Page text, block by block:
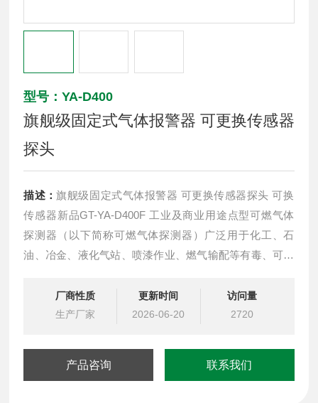
型号：YA-D400
旗舰级固定式气体报警器 可更换传感器
探头
描述：旗舰级固定式气体报警器 可更换传感器探头 可换
传感器新品GT-YA-D400F 工业及商业用途点型可燃气体
探测器（以下简称可燃气体探测器）广泛用于化工、石
油、冶金、液化气站、喷漆作业、燃气输配等有毒、可燃
体探测器是我公司开发的功能实用、操作方便的气体探测
器。可与我公司的气体报警控制器YA-K100共同组成工业
厂商性质
生产厂家
更新时间
2026-06-20
访问量
2720
产品咨询 联系我们